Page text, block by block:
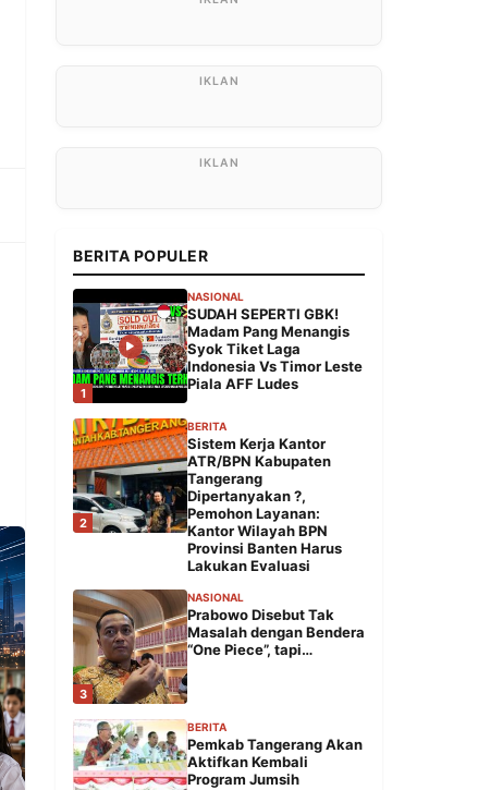
BERITA POPULER
1
NASIONAL
SUDAH SEPERTI GBK!
Madam Pang Menangis
Syok Tiket Laga
Indonesia Vs Timor Leste
Piala AFF Ludes
2
BERITA
Sistem Kerja Kantor
ATR/BPN Kabupaten
Tangerang
Dipertanyakan ?,
Pemohon Layanan:
Kantor Wilayah BPN
Provinsi Banten Harus
Lakukan Evaluasi
3
NASIONAL
Prabowo Disebut Tak
Masalah dengan Bendera
“One Piece”, tapi…
BERITA
Pemkab Tangerang Akan
Aktifkan Kembali
Program Jumsih